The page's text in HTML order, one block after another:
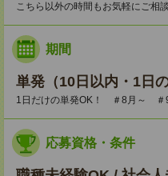
こちら以外の時間もお気軽にご相
期間
単発（10日以内・1日の
1日だけの単発OK！ ＃8月～ ＃
応募資格・条件